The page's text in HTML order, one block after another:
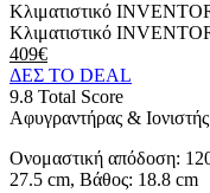
Κλιματιστικό
Κλιματιστικό
409€
ΔΕΣ ΤO DEAL
9.8 Total Score
Αφυγραντήρας &
Ονομαστική απόδοση:
27.5 cm, Βάθος: 18.8 cm